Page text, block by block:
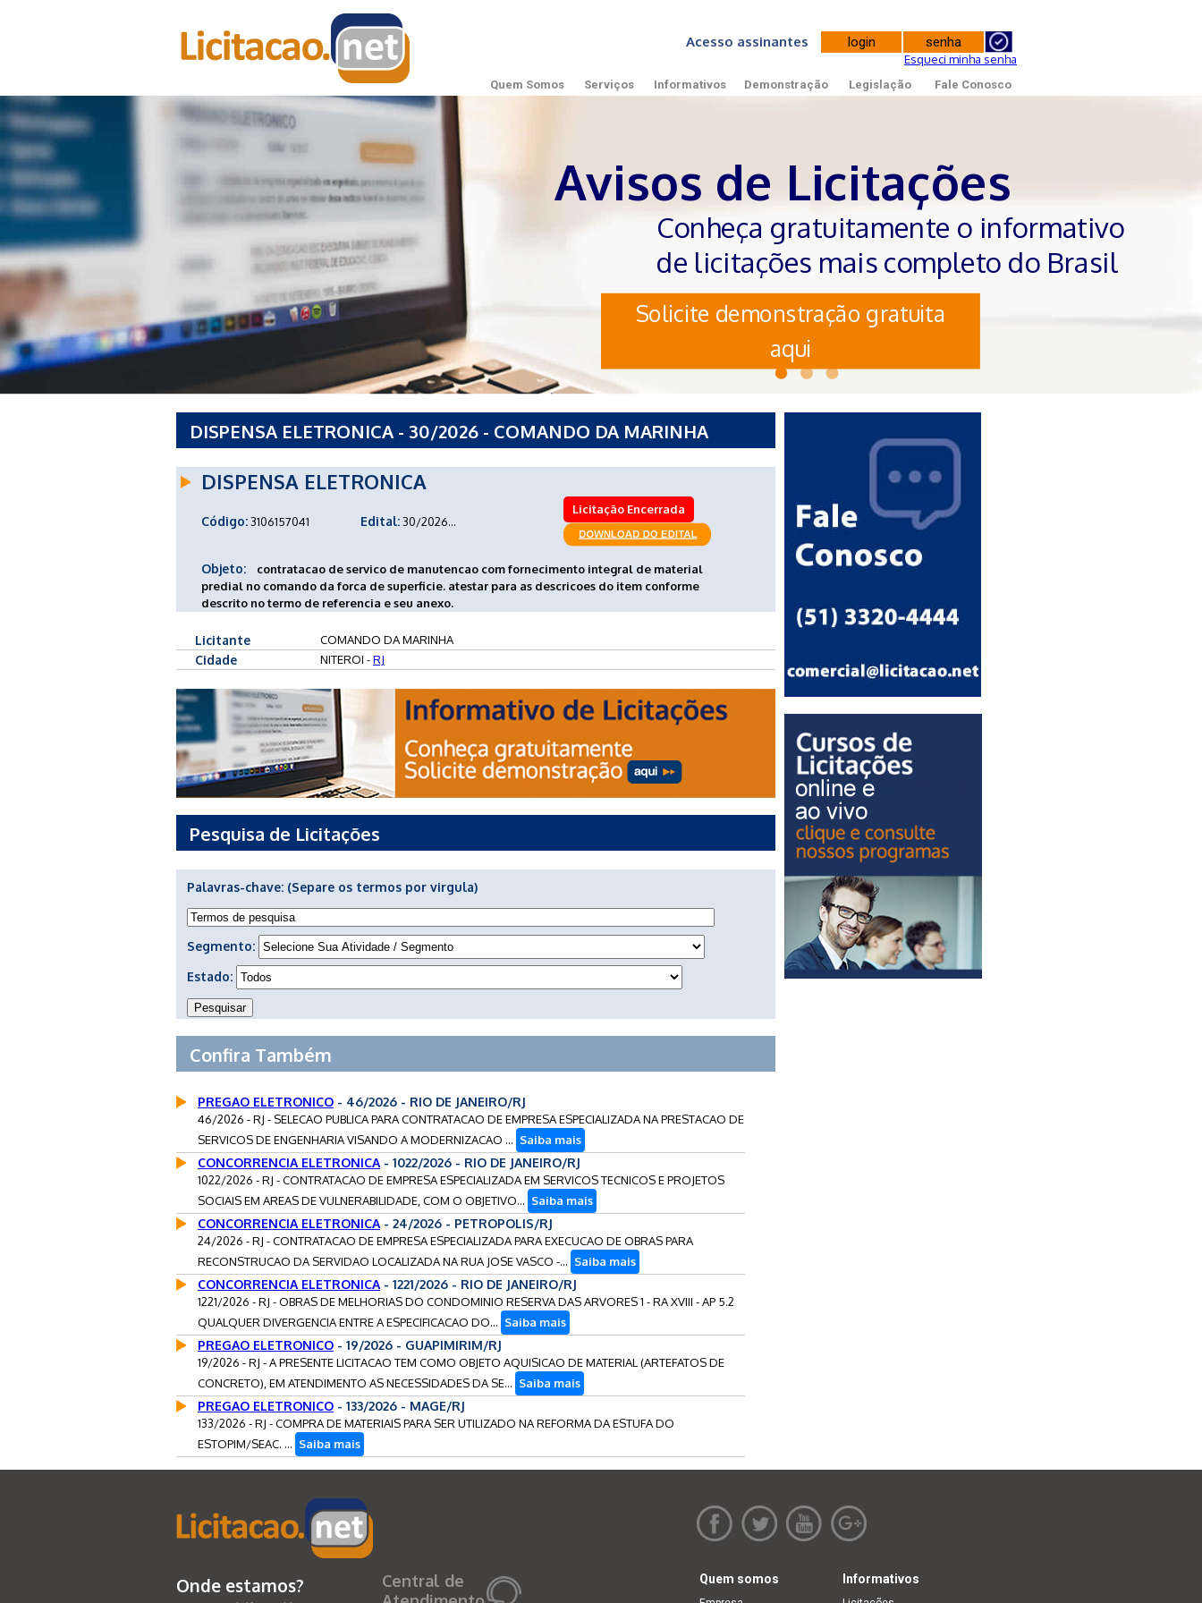
Acesso assinantes
Esqueci minha senha
Quem Somos Serviços Informativos Demonstração Legislação Fale Conosco
Avisos de Licitações
Conheça gratuitamente o informativo
de licitações mais completo do Brasil
Solicite demonstração gratuita
aqui
DISPENSA ELETRONICA - 30/2026 - COMANDO DA MARINHA
DISPENSA ELETRONICA
Código:3106157041 Edital:30/2026...
Licitação Encerrada
Objeto:
contratacao de servico de manutencao com fornecimento integral de material
predial no comando da forca de superficie. atestar para as descricoes do item conforme
descrito no termo de referencia e seu anexo.
Licitante COMANDO DA MARINHA
Cidade NITEROI -RJ
Pesquisa de Licitações
Palavras-chave: (Separe os termos por virgula)
Segmento:
Estado:
Confira Também
PREGAO ELETRONICO - 46/2026 - RIO DE JANEIRO/RJ
46/2026 - RJ - SELECAO PUBLICA PARA CONTRATACAO DE EMPRESA ESPECIALIZADA NA PRESTACAO DE
SERVICOS DE ENGENHARIA VISANDO A MODERNIZACAO ... Saiba mais
CONCORRENCIA ELETRONICA - 1022/2026 - RIO DE JANEIRO/RJ
1022/2026 - RJ - CONTRATACAO DE EMPRESA ESPECIALIZADA EM SERVICOS TECNICOS E PROJETOS
SOCIAIS EM AREAS DE VULNERABILIDADE, COM O OBJETIVO... Saiba mais
CONCORRENCIA ELETRONICA - 24/2026 - PETROPOLIS/RJ
24/2026 - RJ - CONTRATACAO DE EMPRESA ESPECIALIZADA PARA EXECUCAO DE OBRAS PARA
RECONSTRUCAO DA SERVIDAO LOCALIZADA NA RUA JOSE VASCO -... Saiba mais
CONCORRENCIA ELETRONICA - 1221/2026 - RIO DE JANEIRO/RJ
1221/2026 - RJ - OBRAS DE MELHORIAS DO CONDOMINIO RESERVA DAS ARVORES 1 - RA XVIII - AP 5.2
QUALQUER DIVERGENCIA ENTRE A ESPECIFICACAO DO... Saiba mais
PREGAO ELETRONICO - 19/2026 - GUAPIMIRIM/RJ
19/2026 - RJ - A PRESENTE LICITACAO TEM COMO OBJETO AQUISICAO DE MATERIAL (ARTEFATOS DE
CONCRETO), EM ATENDIMENTO AS NECESSIDADES DA SE... Saiba mais
PREGAO ELETRONICO - 133/2026 - MAGE/RJ
133/2026 - RJ - COMPRA DE MATERIAIS PARA SER UTILIZADO NA REFORMA DA ESTUFA DO
ESTOPIM/SEAC. ... Saiba mais
Onde estamos?
Central de
Quem somos Informativos